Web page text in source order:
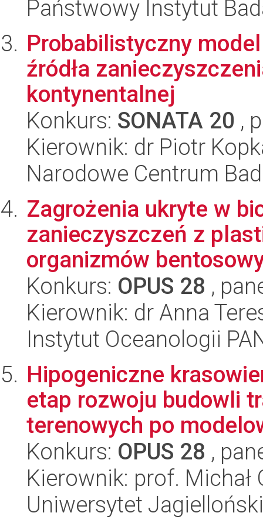
Państwowy Instytut
Probabilistyczny
źródła
kontynentalnej
Konkurs: SONATA 20 ,
Kierownik: dr Piotr
Narodowe Centrum
Zagrożenia ukryte w
zanieczyszczeń z
organizmów
Konkurs: OPUS 28 ,
Kierownik: dr Anna
Instytut Oceanologii
Hipogeniczne
etap rozwoju budowli
terenowych po
Konkurs: OPUS 28 ,
Kierownik: prof. Michał
Uniwersytet Jagielloński